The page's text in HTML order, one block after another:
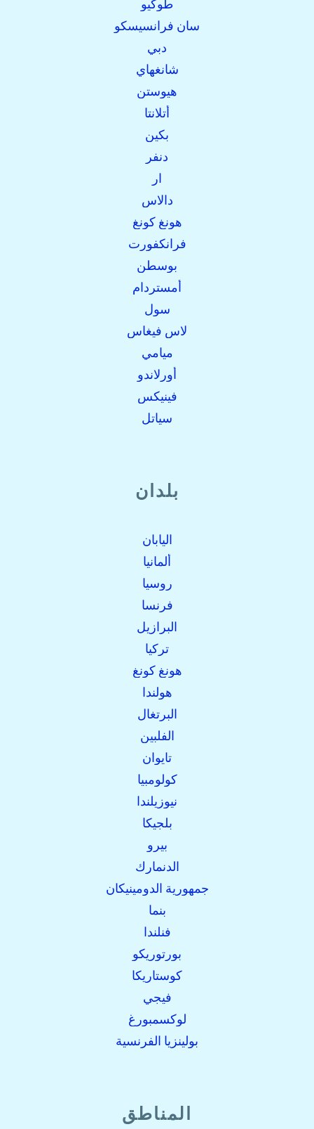
طوكيو
سان فرانسيسكو
دبي
شانغهاي
هيوستن
أتلانتا
بكين
دنفر
ار
دالاس
هونغ كونغ
فرانكفورت
بوسطن
أمستردام
سول
لاس فيغاس
ميامي
أورلاندو
فينيكس
سياتل
بلدان
اليابان
ألمانيا
روسيا
فرنسا
البرازيل
تركيا
هونغ كونغ
هولندا
البرتغال
الفلبين
تايوان
كولومبيا
نيوزيلندا
بلجيكا
بيرو
الدنمارك
جمهورية الدومينيكان
بنما
فنلندا
بورتوريكو
كوستاريكا
فيجي
لوكسمبورغ
بولينزيا الفرنسية
المناطق